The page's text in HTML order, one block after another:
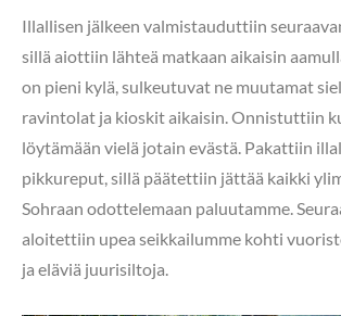
Illallisen jälkeen valmistauduttiin
sillä aiottiin lähteä matkaan aikaisin
on pieni kylä, sulkeutuvat ne muutamat
ravintolat ja kioskit aikaisin. Onnistuttiin
löytämään vielä jotain evästä. Pakattiin
pikkureput, sillä päätettiin jättää kaikki
Sohraan odottelemaan paluutamme.
aloitettiin upea seikkailumme kohti
ja eläviä juurisiltoja.